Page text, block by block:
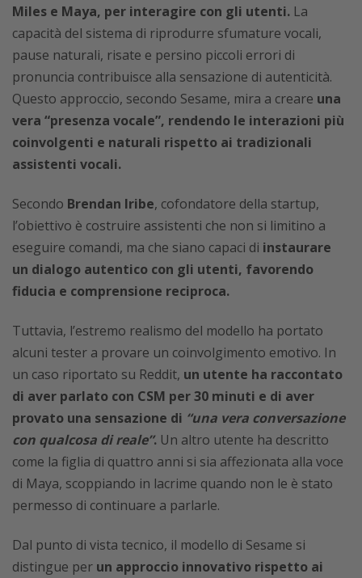
Miles e Maya, per interagire con gli utenti. La
capacità del sistema di riprodurre sfumature vocali,
pause naturali, risate e persino piccoli errori di
pronuncia contribuisce alla sensazione di autenticità.
Questo approccio, secondo Sesame, mira a creare una
vera “presenza vocale”, rendendo le interazioni più
coinvolgenti e naturali rispetto ai tradizionali
assistenti vocali.
Secondo Brendan Iribe, cofondatore della startup,
l’obiettivo è costruire assistenti che non si limitino a
eseguire comandi, ma che siano capaci di instaurare
un dialogo autentico con gli utenti, favorendo
fiducia e comprensione reciproca.
Tuttavia, l’estremo realismo del modello ha portato
alcuni tester a provare un coinvolgimento emotivo. In
un caso riportato su Reddit, un utente ha raccontato
di aver parlato con CSM per 30 minuti e di aver
provato una sensazione di “una vera conversazione
con qualcosa di reale”. Un altro utente ha descritto
come la figlia di quattro anni si sia affezionata alla voce
di Maya, scoppiando in lacrime quando non le è stato
permesso di continuare a parlarle.
Dal punto di vista tecnico, il modello di Sesame si
distingue per un approccio innovativo rispetto ai